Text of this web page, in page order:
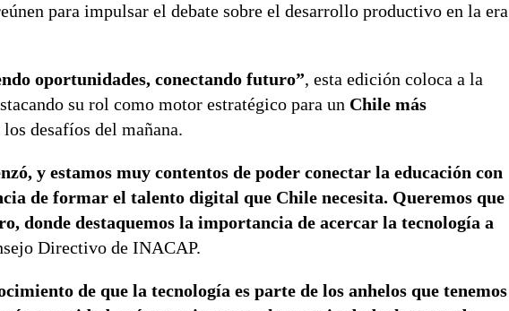
para impulsar el debate sobre el desarrollo productivo en la era
oportunidades, conectando futuro”, esta edición coloca a la
su rol como motor estratégico para un Chile más
desafíos del mañana.
y estamos muy contentos de poder conectar la educación con
de formar el talento digital que Chile necesita. Queremos que
donde destaquemos la importancia de acercar la tecnología a
Directivo de INACAP.
de que la tecnología es parte de los anhelos que tenemos